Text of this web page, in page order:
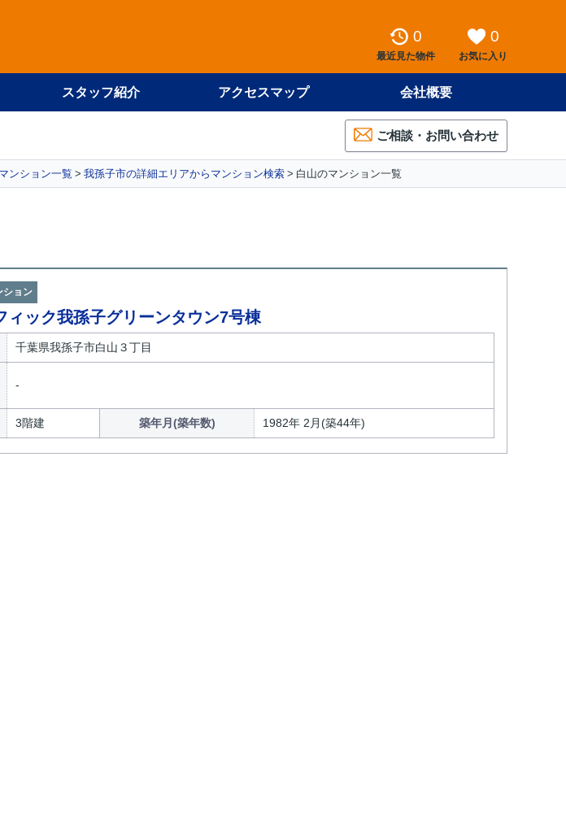
0
最近見た物件
0
お気に入り
スタッフ紹介 アクセスマップ 会社概要
ご相談・お問い合わせ
ンション一覧 我孫子市の詳細エリアからマンション検索 白山のマンション一覧
ション
ィック我孫子グリーンタウン7号棟
千葉県我孫子市白山３丁目
3階建 築年月(築年数) 1982年 2月(築44年)